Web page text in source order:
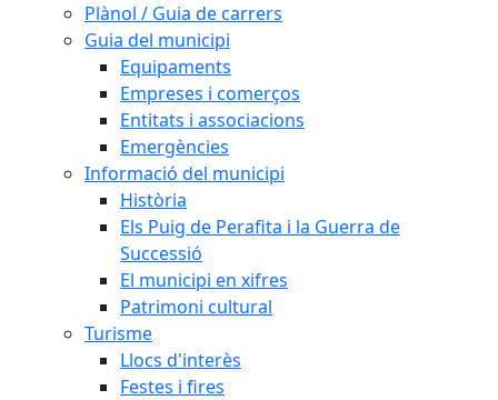
Plànol / Guia de carrers
Guia del municipi
Equipaments
Empreses i comerços
Entitats i associacions
Emergències
Informació del municipi
Història
Els Puig de Perafita i la Guerra de
Successió
El municipi en xifres
Patrimoni cultural
Turisme
Llocs d'interès
Festes i fires